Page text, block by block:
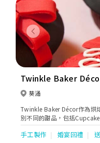
Previous
Twinkle Baker
葵涌
Twinkle Baker Décor作為烘
別不同的甜品，包括
等。所有甜品均可按照新人
Twinkle還提供糖果桌佈置、
手工製作 婚宴回禮